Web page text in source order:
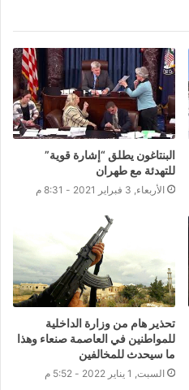
البنتاغون يطلق “إشارة قوية”
للتهدئة مع طهران
الأربعاء, 3 فبراير 2021 - 8:31 م
تحذير هام من وزارة الداخلية
للمواطنين في العاصمة صنعاء وهذا
ما سيحدث للمخالفين
السبت, 1 يناير 2022 - 5:52 م